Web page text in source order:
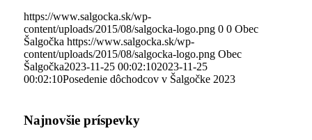
https://www.salgocka.sk/wp-
content/uploads/2015/08/salgocka-logo.png 0 0 Obec
Šalgočka https://www.salgocka.sk/wp-
content/uploads/2015/08/salgocka-logo.png Obec
Šalgočka2023-11-25 00:02:102023-11-25
00:02:10Posedenie dôchodcov v Šalgočke 2023
Najnovšie príspevky